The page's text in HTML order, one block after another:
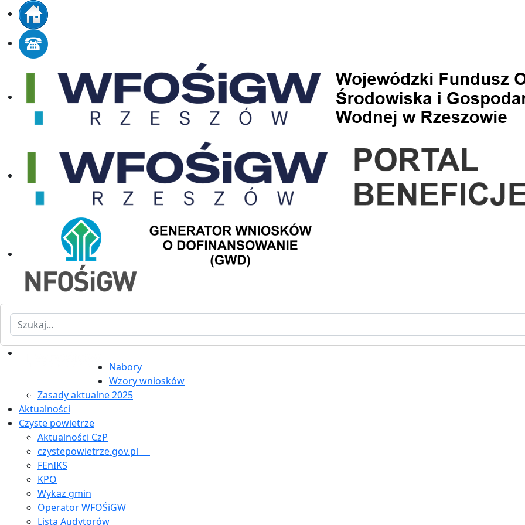
Szukaj
Nabory
Wzory wniosków
Zasady aktualne 2025
Aktualności
Czyste powietrze
Aktualności CzP
czystepowietrze.gov.pl
FEnIKS
KPO
Wykaz gmin
Operator WFOŚiGW
Lista Audytorów